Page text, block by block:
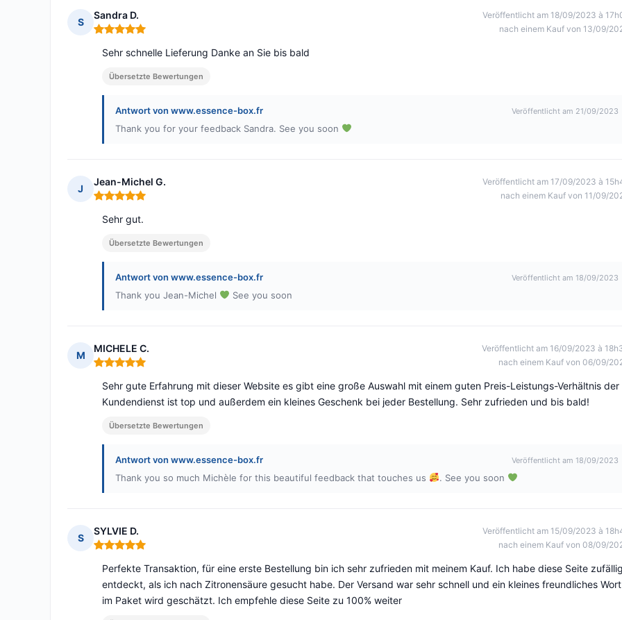
S
Sandra D.
Hinweis: 5 von 5
Veröffentlicht am 18/09/2023 à
nach einem Kauf von 13/09/
Sehr schnelle Lieferung Danke an Sie bis bald
Übersetzte Bewertungen
Antwort von www.essence-box.fr Veröffentlicht am 21/09/2023
Thank you for your feedback Sandra. See you soon
J
Jean-Michel G.
Hinweis: 5 von 5
Veröffentlicht am 17/09/2023 à
nach einem Kauf von 11/09/
Sehr gut.
Übersetzte Bewertungen
Antwort von www.essence-box.fr Veröffentlicht am 18/09/2023
Thank you Jean-Michel See you soon
M
MICHELE C.
Hinweis: 5 von 5
Veröffentlicht am 16/09/2023 à
nach einem Kauf von 06/09/
Sehr gute Erfahrung mit dieser Website es gibt eine große Auswahl mit einem guten Preis-Leistungs-Verhältnis der
Kundendienst ist top und außerdem ein kleines Geschenk bei jeder Bestellung. Sehr zufrieden und bis bald!
Übersetzte Bewertungen
Antwort von www.essence-box.fr Veröffentlicht am 18/09/2023
Thank you so much Michèle for this beautiful feedback that touches us . See you soon
S
SYLVIE D.
Hinweis: 5 von 5
Veröffentlicht am 15/09/2023 à
nach einem Kauf von 08/09/
Perfekte Transaktion, für eine erste Bestellung bin ich sehr zufrieden mit meinem Kauf. Ich habe diese Seite zufällig
entdeckt, als ich nach Zitronensäure gesucht habe. Der Versand war sehr schnell und ein kleines freundliches Wort
im Paket wird geschätzt. Ich empfehle diese Seite zu 100% weiter